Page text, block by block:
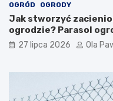
OGRÓD OGRODY
Jak stworzyć
ogrodzie? Parasol
27 lipca 2026 Ola